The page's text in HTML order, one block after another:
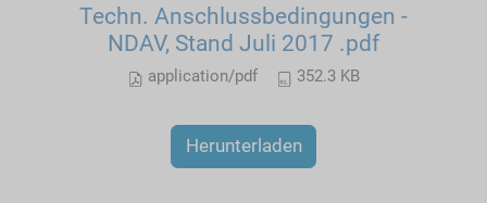
Techn. Anschlussbedingungen -
NDAV, Stand Juli 2017 .pdf
application/pdf 352.3 KB
Herunterladen